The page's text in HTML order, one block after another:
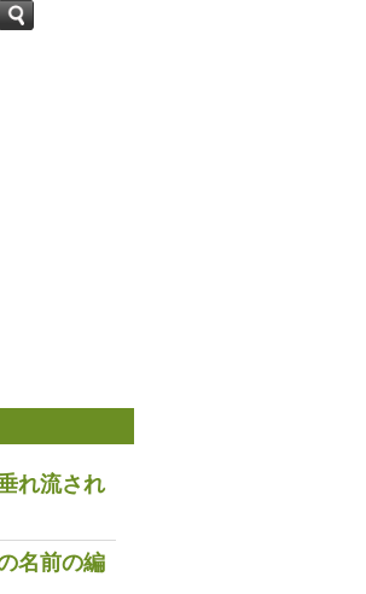
れ流され
名前の編